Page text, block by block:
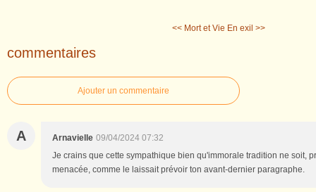
<< Mort et Vie En exil >>
commentaires
Ajouter un commentaire
A Arnavielle 09/04/2024 07:32
Je crains que cette sympathique bien qu'immorale tradition ne soit,
menacée, comme le laissait prévoir ton avant-dernier paragraphe.